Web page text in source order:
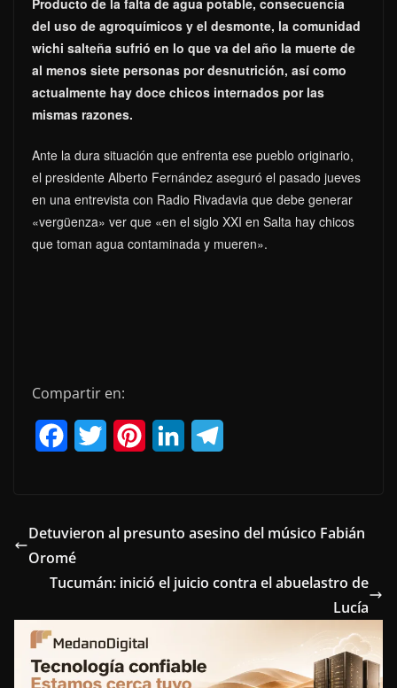
del uso de agroquímicos y el desmonte, la comunidad
wichi salteña sufrió en lo que va del año la muerte de
al menos siete personas por desnutrición, así como
actualmente hay doce chicos internados por las
mismas razones.
Ante la dura situación que enfrenta ese pueblo originario,
el presidente Alberto Fernández aseguró el pasado jueves
en una entrevista con Radio Rivadavia que debe generar
«vergüenza» ver que «en el siglo XXI en Salta hay chicos
que toman agua contaminada y mueren».
Compartir en:
e
b
o
o
k
t
e
r
t
r
e
s
k
d
I
n
e
r
a
Detuvieron al presunto asesino del músico Fabián
Oromé
Tucumán: inició el juicio contra el abuelastro de
Lucía